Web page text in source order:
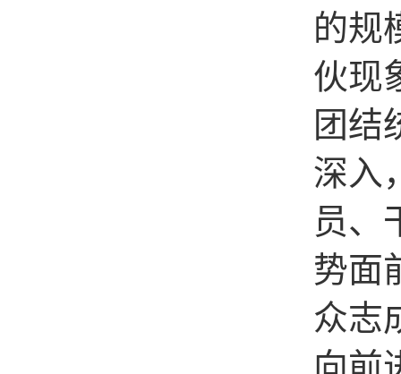
的规
伙现
团结
深入
员、
势面
众志